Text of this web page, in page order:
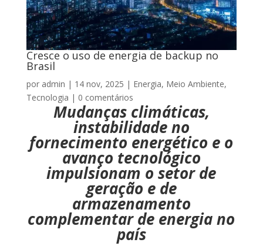
Cresce o uso de energia de backup no
Brasil
por admin | 14 nov, 2025 | Energia, Meio Ambiente,
Tecnologia | 0 comentários
Mudanças climáticas,
instabilidade no
fornecimento energético e o
avanço tecnológico
impulsionam o setor de
geração e de
armazenamento
complementar de energia no
país